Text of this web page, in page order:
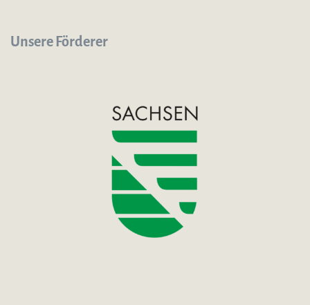
Unsere Förderer